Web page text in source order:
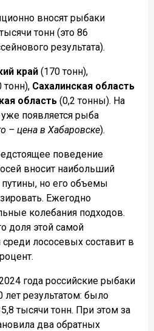
вносят рыбаки
тонн (это 86
результата).
край (170 тонн),
тонн), Сахалинская область
область (0,2 тонны). На
появляется рыба
– цена в Хабаровске).
поведение
вносит наибольший
но его объемы
Ежегодно
колебания подходов.
доля этой самой
лососевых составит в
года российские рыбаки
результатом: было
тысячи тонн. При этом за
два обратных